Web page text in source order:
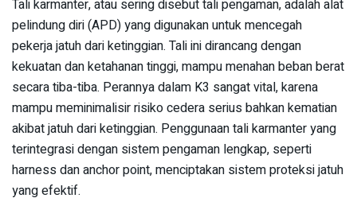
Tali karmanter, atau sering disebut tali pengaman, adalah alat
pelindung diri (APD) yang digunakan untuk mencegah
pekerja jatuh dari ketinggian. Tali ini dirancang dengan
kekuatan dan ketahanan tinggi, mampu menahan beban berat
secara tiba-tiba. Perannya dalam K3 sangat vital, karena
mampu meminimalisir risiko cedera serius bahkan kematian
akibat jatuh dari ketinggian. Penggunaan tali karmanter yang
terintegrasi dengan sistem pengaman lengkap, seperti
harness dan anchor point, menciptakan sistem proteksi jatuh
yang efektif.